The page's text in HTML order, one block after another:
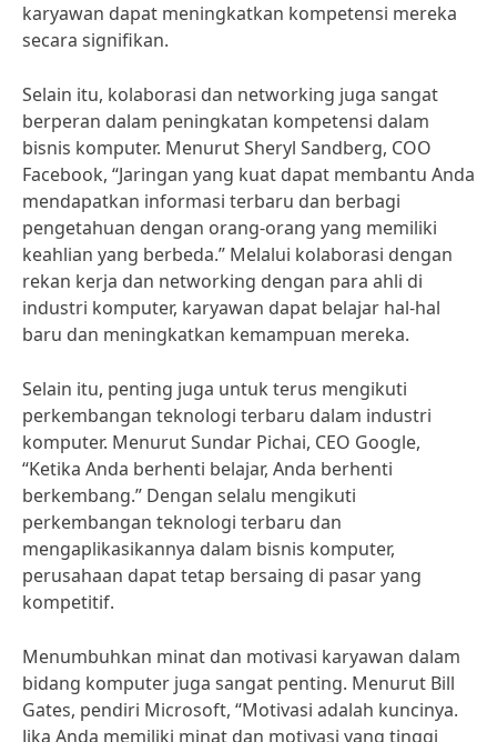
karyawan dapat meningkatkan kompetensi mereka
secara signifikan.
Selain itu, kolaborasi dan networking juga sangat
berperan dalam peningkatan kompetensi dalam
bisnis komputer. Menurut Sheryl Sandberg, COO
Facebook, “Jaringan yang kuat dapat membantu Anda
mendapatkan informasi terbaru dan berbagi
pengetahuan dengan orang-orang yang memiliki
keahlian yang berbeda.” Melalui kolaborasi dengan
rekan kerja dan networking dengan para ahli di
industri komputer, karyawan dapat belajar hal-hal
baru dan meningkatkan kemampuan mereka.
Selain itu, penting juga untuk terus mengikuti
perkembangan teknologi terbaru dalam industri
komputer. Menurut Sundar Pichai, CEO Google,
“Ketika Anda berhenti belajar, Anda berhenti
berkembang.” Dengan selalu mengikuti
perkembangan teknologi terbaru dan
mengaplikasikannya dalam bisnis komputer,
perusahaan dapat tetap bersaing di pasar yang
kompetitif.
Menumbuhkan minat dan motivasi karyawan dalam
bidang komputer juga sangat penting. Menurut Bill
Gates, pendiri Microsoft, “Motivasi adalah kuncinya.
Jika Anda memiliki minat dan motivasi yang tinggi